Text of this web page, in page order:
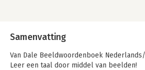
Samenvatting
Van Dale Beeldwoordenboek
Leer een taal door middel van beelden!